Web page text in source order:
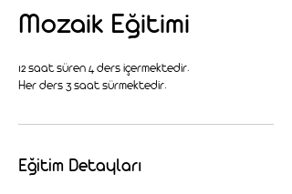
Mozaik Eğitimi
12 saat süren 4 ders içermektedir.
Eğitim Detayları